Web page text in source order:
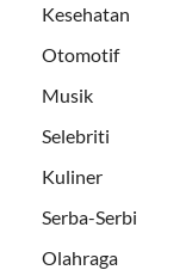
Kesehatan
Otomotif
Musik
Selebriti
Kuliner
Serba-Serbi
Olahraga